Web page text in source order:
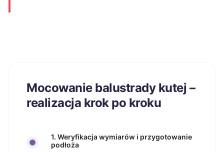
Mocowanie balustrady kutej –
realizacja krok po kroku
1. Weryfikacja wymiarów i przygotowanie
podłoża